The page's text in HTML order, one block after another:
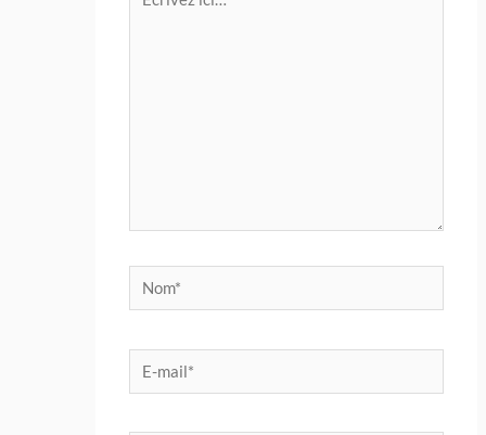
Nom*
E-
mail*